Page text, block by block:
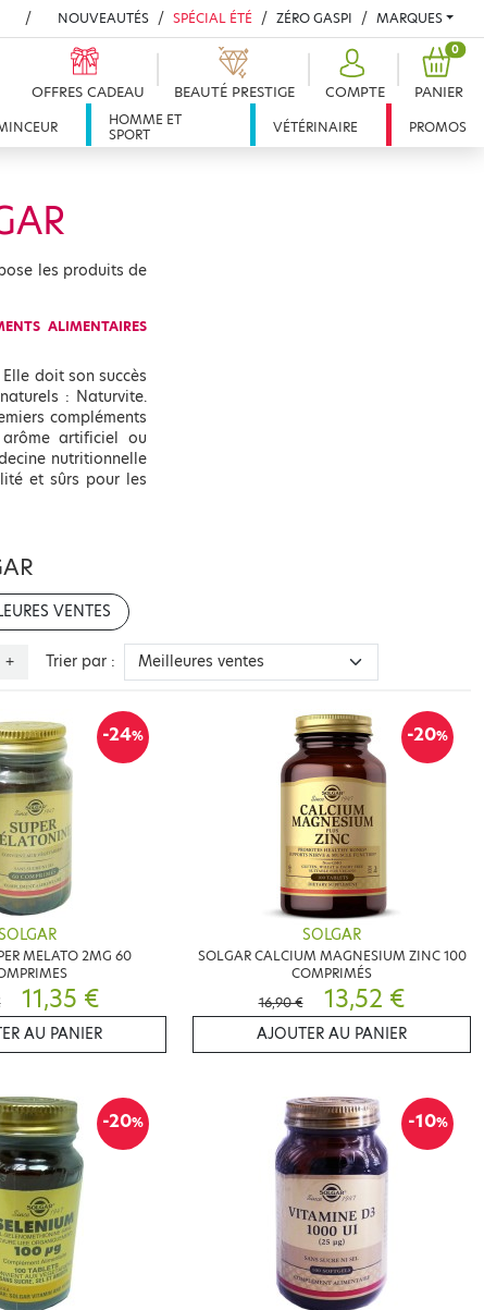
NOUVEAUTÉS SPÉCIAL ÉTÉ ZÉRO GASPI MARQUES
OFFRES CADEAU BEAUTÉ PRESTIGE COMPTE PANIER
0
HOMME ET
SPORT
VÉTÉRINAIRE PROMOS
les produits de
ALIMENTAIRES
doit son succès
: Naturvite.
compléments
artificiel ou
nutritionnelle
et sûrs pour les
VENTES
+ Trier par :
-24%
MELATO 2MG 60
11,35 €
AU PANIER
-20%
SOLGAR
SOLGAR CALCIUM MAGNESIUM ZINC 100
COMPRIMÉS
16,90 €
13,52 €
AJOUTER AU PANIER
-20% -10%